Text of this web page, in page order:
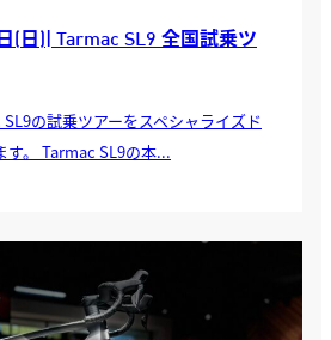
(日)| Tarmac SL9 全国試乗ツ
の試乗ツアーをスペシャライズド
。 Tarmac SL9の本...